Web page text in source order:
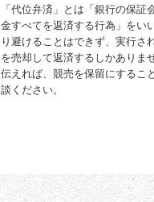
「代位弁済」とは「銀行の保
金すべてを返済する行為」をい
り避けることはできず、実行さ
を売却して返済するしかありま
伝えれば、競売を保留にするこ
談ください。